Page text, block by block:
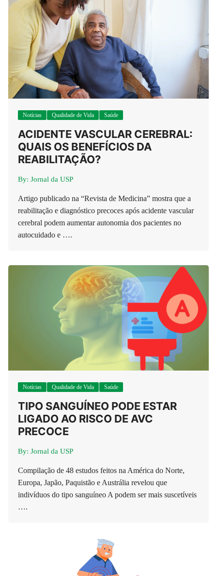
Notícias Qualidade de Vida Saúde
ACIDENTE VASCULAR CEREBRAL:
QUAIS OS BENEFÍCIOS DA
REABILITAÇÃO?
By: Jornal da USP
Artigo publicado na “Revista de Medicina” mostra que a
reabilitação e diagnóstico precoces após acidente vascular
cerebral podem aumentar autonomia dos pacientes no
autocuidado e ….
Notícias Qualidade de Vida Saúde
TIPO SANGUÍNEO PODE ESTAR
LIGADO AO RISCO DE AVC
PRECOCE
By: Jornal da USP
Compilação de 48 estudos feitos na América do Norte,
Europa, Japão, Paquistão e Austrália revelou que
indivíduos do tipo sanguíneo A podem ser mais suscetíveis
….